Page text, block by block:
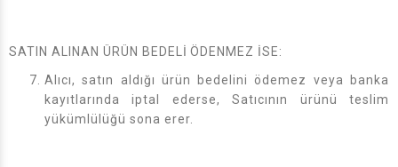
SATIN ALINAN ÜRÜN BEDELİ ÖDENMEZ İSE:
Alıcı, satın aldığı ürün bedelini ödemez veya banka
kayıtlarında iptal ederse, Satıcının ürünü teslim
yükümlülüğü sona erer.